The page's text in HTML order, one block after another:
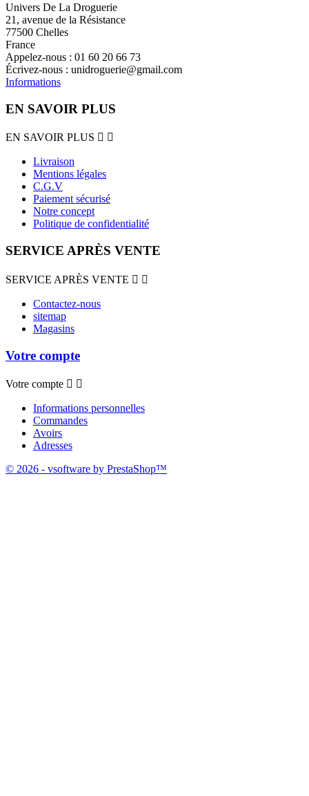
Univers De La Droguerie
21, avenue de la Résistance
77500 Chelles
France
Appelez-nous : 01 60 20 66 73
Écrivez-nous : unidroguerie@gmail.com
Informations
EN SAVOIR PLUS
EN SAVOIR PLUS  
Livraison
Mentions légales
C.G.V
Paiement sécurisé
Notre concept
Politique de confidentialité
SERVICE APRÈS VENTE
SERVICE APRÈS VENTE  
Contactez-nous
sitemap
Magasins
Votre compte
Votre compte  
Informations personnelles
Commandes
Avoirs
Adresses
© 2026 - vsoftware by PrestaShop™